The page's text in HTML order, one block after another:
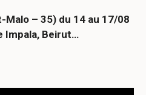
Malo – 35) du 14 au 17/08
Impala, Beirut…